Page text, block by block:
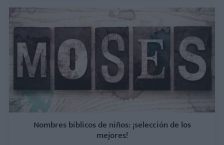
Nombres bíblicos de niños: ¡selección de los
mejores!